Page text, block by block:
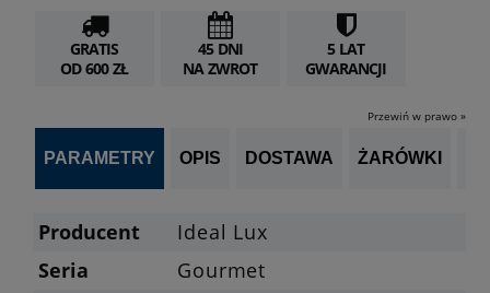
GRATIS
OD 600 ZŁ
45 DNI
NA ZWROT
5 LAT
GWARANCJI
Przewiń w prawo »
PARAMETRY OPIS DOSTAWA ŻARÓWKI
Producent
Ideal Lux
Seria
Gourmet